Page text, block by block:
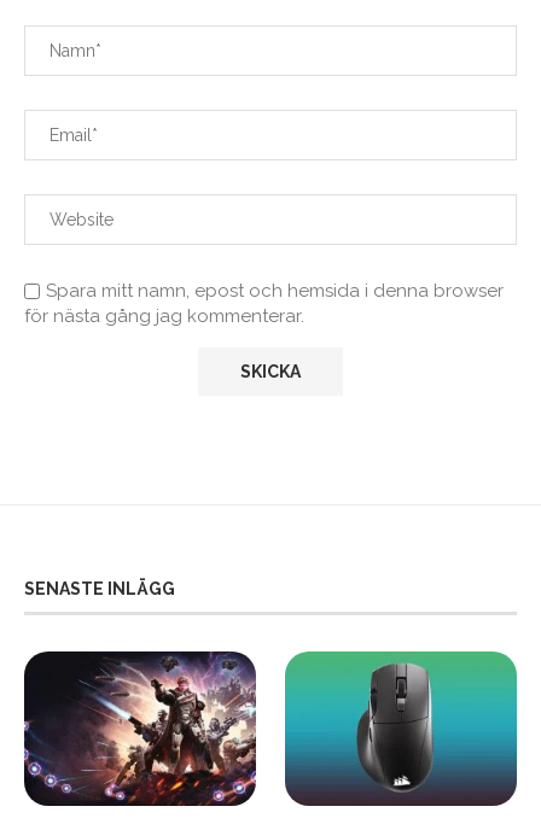
Spara mitt namn, epost och hemsida i denna browser
för nästa gång jag kommenterar.
SENASTE INLÄGG